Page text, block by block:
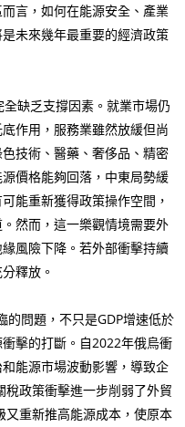
言，如何在能源安全、產業
未來幾年最重要的經濟政策
缺乏支撐因素。就業市場仍
作用，服務業雖然放緩但尚
技術、醫藥、奢侈品、精密
價格能夠回落，中東局勢緩
能重新獲得政策操作空間，
然而，這一樂觀情境需要外
風險下降。若外部衝擊持續
釋放。
問題，不只是GDP增速低於
擊的打斷。自2022年俄烏衝
能源市場波動影響，導致企
政策衝擊進一步削弱了外貿
重新推高能源成本，使原本